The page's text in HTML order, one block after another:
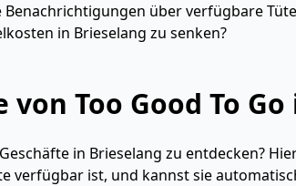
Benachrichtigungen über verfügbare
in Brieselang zu senken?
von Too Good To
in Brieselang zu entdecken?
verfügbar ist, und kannst sie